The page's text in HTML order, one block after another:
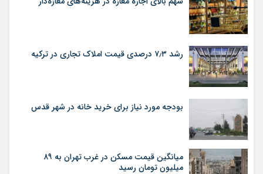
رشد ۷٫۳ درصدی قیمت‌ املاک تجاری در ترکیه
بودجه مورد نیاز برای خرید خانه در شهر قدس
میانگین قیمت مسکن در غرب تهران به ۸۹
میلیون تومان رسید